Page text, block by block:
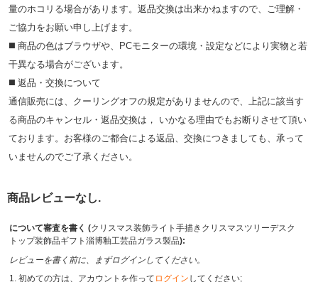
量のホコリる場合があります。返品交換は出来かねますので、ご理解・
ご協⼒をお願い申し上げます。
◼️ 商品の⾊はブラウザや、PCモニターの環境・設定などにより実物と若
⼲異なる場合がございます。
◼️ 返品・交換について
通信販売には、クーリングオフの規定がありませんので、上記に該当す
る商品のキャンセル・返品交換は， いかなる理由でもお断りさせて頂い
ております。お客様のご都合による返品、交換につきましても、承って
いませんのでご了承ください。
商品レビューなし.
について審査を書く (クリスマス装飾ライト手描きクリスマスツリーデスク
トップ装飾品ギフト淄博釉工芸品ガラス製品):
レビューを書く前に、まずログインしてください。
1. 初めての方は、アカウントを作って ログイン してください;